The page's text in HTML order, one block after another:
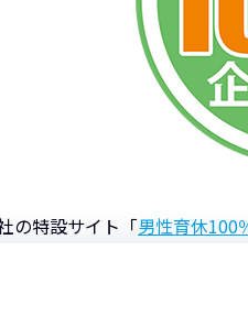
の特設サイト「男性育休100